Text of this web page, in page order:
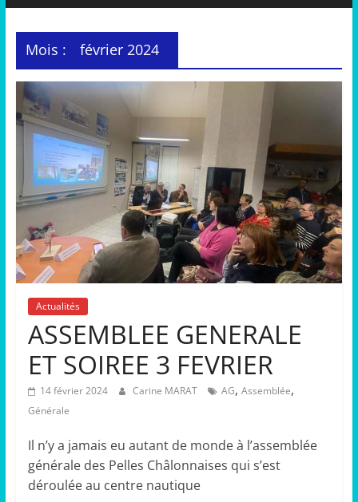
Mois : février 2024
Actualités
ASSEMBLEE GENERALE
ET SOIREE 3 FEVRIER
14 février 2024 Carine MARAT AG, Assemblée,
Générale
Il n’y a jamais eu autant de monde à l’assemblée
générale des Pelles Châlonnaises qui s’est
déroulée au centre nautique